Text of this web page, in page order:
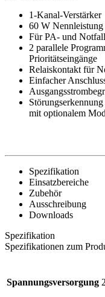
1-Kanal-Verstärker
60 W Nennleistung
Für PA- und
2 parallele
Prioritätseingänge
Relaiskontakt für
Einfacher
mit optionalem
Spezifikation
Einsatzbereiche
Zubehör
Ausschreibung
Downloads
Spezifikation
Spezifikationen zum
Spannungsversorgung